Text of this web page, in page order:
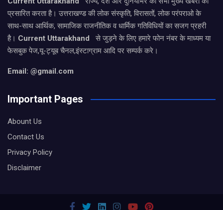
प्रसारित करता है। उत्तराखण्ड की लोक संस्कृति, विरासतों, लोक परंपराओ के
साथ-साथ आर्थिक, सामाजिक राजनीतिक व धार्मिक गतिविधियों का सजग प्रहरी
है। Current Uttarakhand
से जुड़ने के लिए हमारे फोन नंबर के माध्यम या
फेसबुक पेज,यू-ट्यूब चैनल,इंस्टाग्राम आदि पर सम्पर्क करे।
Email: @gmail.com
Important Pages
Abount Us
Contact Us
Privacy Policy
Disclaimer